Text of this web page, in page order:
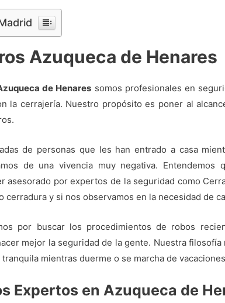
Azuqueca de Henares
de Henares somos profesionales en
la cerrajería. Nuestro propósito es poner al
de personas que les han entrado a casa
de una vivencia muy negativa.
asesorado por expertos de la seguridad como
cerradura y si nos observamos en la necesidad de
por buscar los procedimientos de robos
mejor la seguridad de la gente. Nuestra
mientras duerme o se marcha de
Expertos en Azuqueca de